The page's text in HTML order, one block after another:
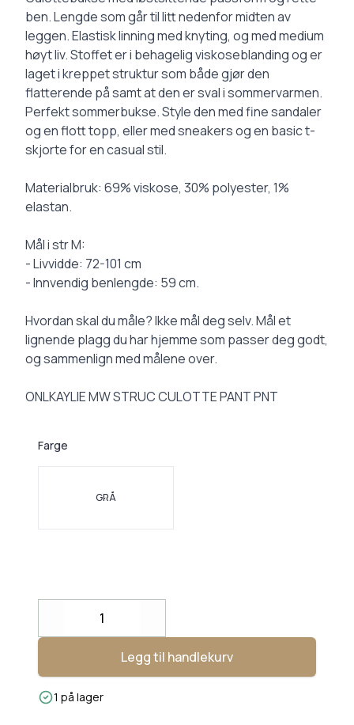
ben. Lengde som går til litt nedenfor midten av
leggen. Elastisk linning med knyting, og med medium
høyt liv. Stoffet er i behagelig viskoseblanding og er
laget i kreppet struktur som både gjør den
flatterende på samt at den er sval i sommervarmen.
Perfekt sommerbukse. Style den med fine sandaler
og en flott topp, eller med sneakers og en basic t-
skjorte for en casual stil.
Materialbruk: 69% viskose, 30% polyester, 1%
elastan.
Mål i str M:
- Livvidde: 72-101 cm
- Innvendig benlengde: 59 cm.
Hvordan skal du måle? Ikke mål deg selv. Mål et
lignende plagg du har hjemme som passer deg godt,
og sammenlign med målene over.
ONLKAYLIE MW STRUC CULOTTE PANT PNT
Farge
Velg en Farge
GRÅ
Decrease
Legg til handlekurv
1 på lager